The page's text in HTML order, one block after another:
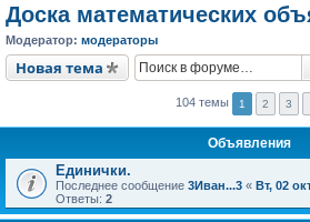
Доска математических
Модератор: модераторы
Новая тема
104 темы 1 2 3
Объявления
Единички.
Последнее сообщение 3Иван...3 « Вт, 02
Ответы: 2